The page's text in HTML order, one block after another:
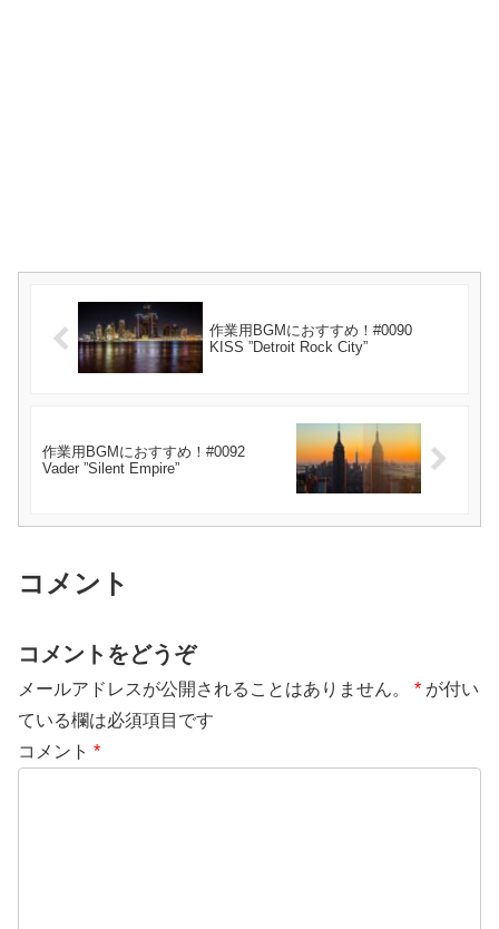
作業用BGMにおすすめ！#0090
KISS ”Detroit Rock City”
作業用BGMにおすすめ！#0092
Vader ”Silent Empire”
コメント
コメントをどうぞ
メールアドレスが公開されることはありません。 * が付い
ている欄は必須項目です
コメント *